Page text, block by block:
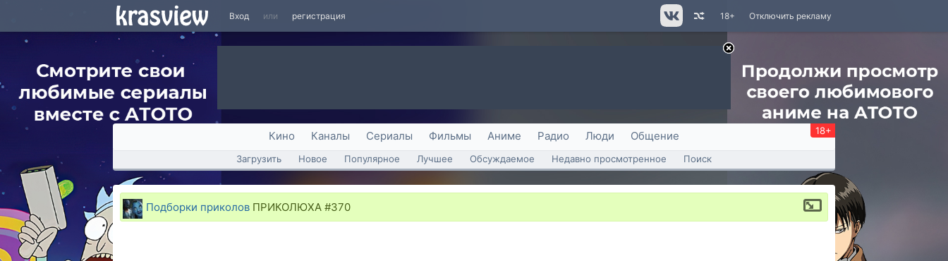
Вход или регистрация Отключить рекламу
18+
Кино Каналы Сериалы Фильмы Аниме Радио Люди Общение 18+
Загрузить Новое Популярное Лучшее Обсуждаемое Недавно просмотренное Поиск
Подборки приколов ПРИКОЛЮХА #370